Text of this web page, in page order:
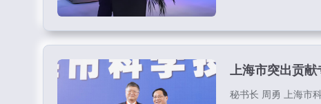
上海市突出贡
秘书长 周勇 上海市